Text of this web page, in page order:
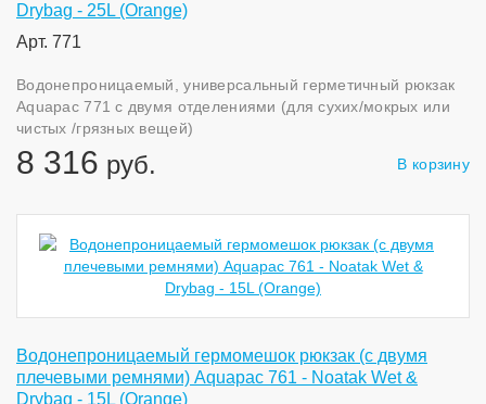
Drybag - 25L (Orange)
Арт. 771
Водонепроницаемый, универсальный герметичный рюкзак
Aquapac 771 с двумя отделениями (для сухих/мокрых или
чистых /грязных вещей)
8 316 руб. В корзину
Водонепроницаемый гермомешок рюкзак (с двумя
плечевыми ремнями) Aquapac 761 - Noatak Wet &
Drybag - 15L (Orange)